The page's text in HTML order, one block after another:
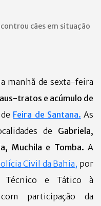
cães em situação
manhã de sexta-feira
tratos e acúmulo de
Feira de Santana. As
de Gabriela,
Muchila e Tomba. A
Civil da Bahia, por
e Tático à
participação da